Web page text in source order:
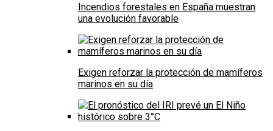
Incendios forestales en España muestran
una evolución favorable
Exigen reforzar la protección de mamíferos
marinos en su día